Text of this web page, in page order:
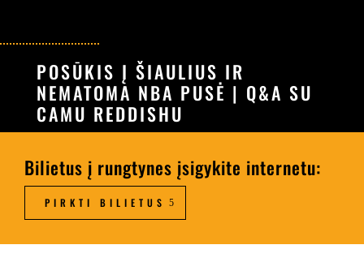
POSŪKIS Į ŠIAULIUS IR
NEMATOMA NBA PUSĖ | Q&A SU
CAMU REDDISHU
Bilietus į rungtynes įsigykite internetu:
PIRKTI BILIETUS